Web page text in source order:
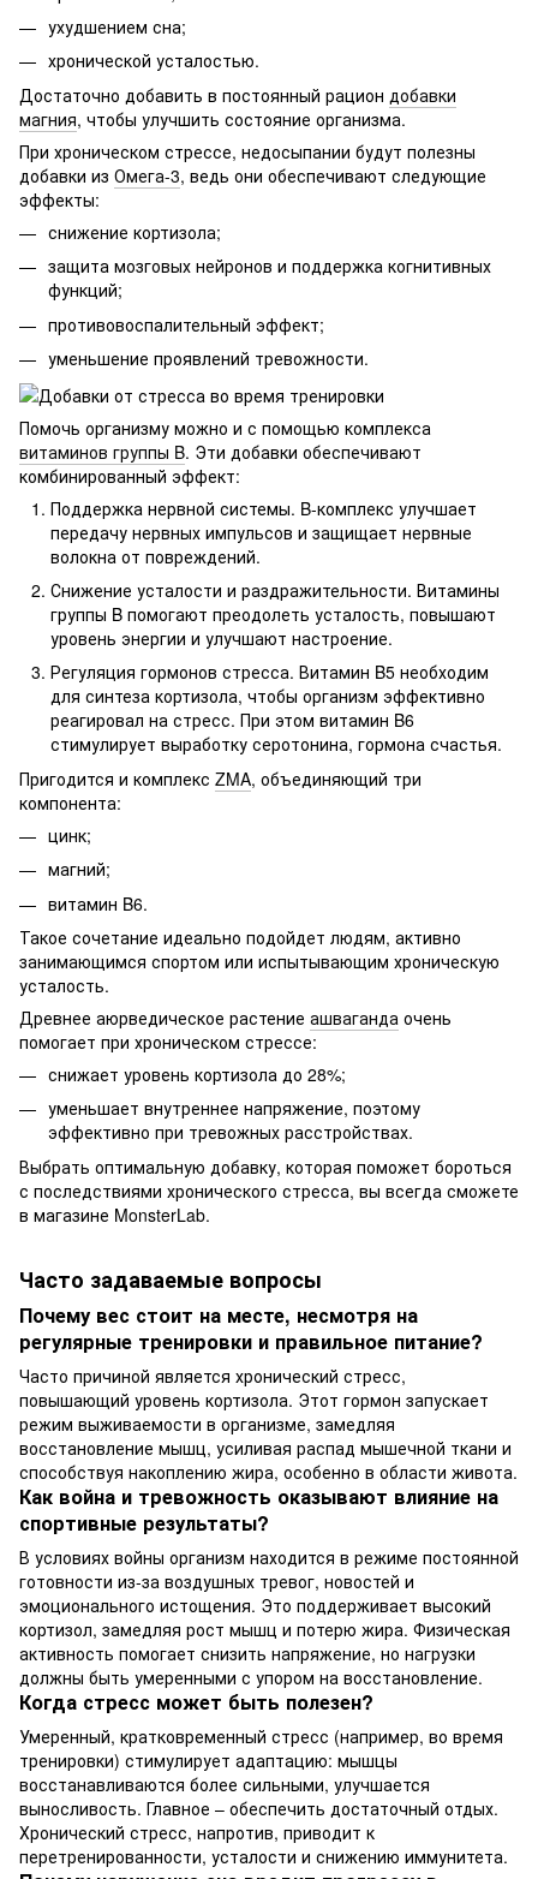
ухудшением сна;
хронической усталостью.
Достаточно добавить в постоянный рацион добавки
магния, чтобы улучшить состояние организма.
При хроническом стрессе, недосыпании будут полезны
добавки из Омега-3, ведь они обеспечивают следующие
эффекты:
снижение кортизола;
защита мозговых нейронов и поддержка когнитивных
функций;
противовоспалительный эффект;
уменьшение проявлений тревожности.
Помочь организму можно и с помощью комплекса
витаминов группы B. Эти добавки обеспечивают
комбинированный эффект:
Поддержка нервной системы. B-комплекс улучшает
передачу нервных импульсов и защищает нервные
волокна от повреждений.
Снижение усталости и раздражительности. Витамины
группы B помогают преодолеть усталость, повышают
уровень энергии и улучшают настроение.
Регуляция гормонов стресса. Витамин B5 необходим
для синтеза кортизола, чтобы организм эффективно
реагировал на стресс. При этом витамин B6
стимулирует выработку серотонина, гормона счастья.
Пригодится и комплекс ZMA, объединяющий три
компонента:
цинк;
магний;
витамин B6.
Такое сочетание идеально подойдет людям, активно
занимающимся спортом или испытывающим хроническую
усталость.
Древнее аюрведическое растение ашваганда очень
помогает при хроническом стрессе:
снижает уровень кортизола до 28%;
уменьшает внутреннее напряжение, поэтому
эффективно при тревожных расстройствах.
Выбрать оптимальную добавку, которая поможет бороться
с последствиями хронического стресса, вы всегда сможете
в магазине MonsterLab.
Часто задаваемые вопросы
Почему вес стоит на месте, несмотря на
регулярные тренировки и правильное питание?
Часто причиной является хронический стресс,
повышающий уровень кортизола. Этот гормон запускает
режим выживаемости в организме, замедляя
восстановление мышц, усиливая распад мышечной ткани и
способствуя накоплению жира, особенно в области живота.
Как война и тревожность оказывают влияние на
спортивные результаты?
В условиях войны организм находится в режиме постоянной
готовности из-за воздушных тревог, новостей и
эмоционального истощения. Это поддерживает высокий
кортизол, замедляя рост мышц и потерю жира. Физическая
активность помогает снизить напряжение, но нагрузки
должны быть умеренными с упором на восстановление.
Когда стресс может быть полезен?
Умеренный, кратковременный стресс (например, во время
тренировки) стимулирует адаптацию: мышцы
восстанавливаются более сильными, улучшается
выносливость. Главное – обеспечить достаточный отдых.
Хронический стресс, напротив, приводит к
перетренированности, усталости и снижению иммунитета.